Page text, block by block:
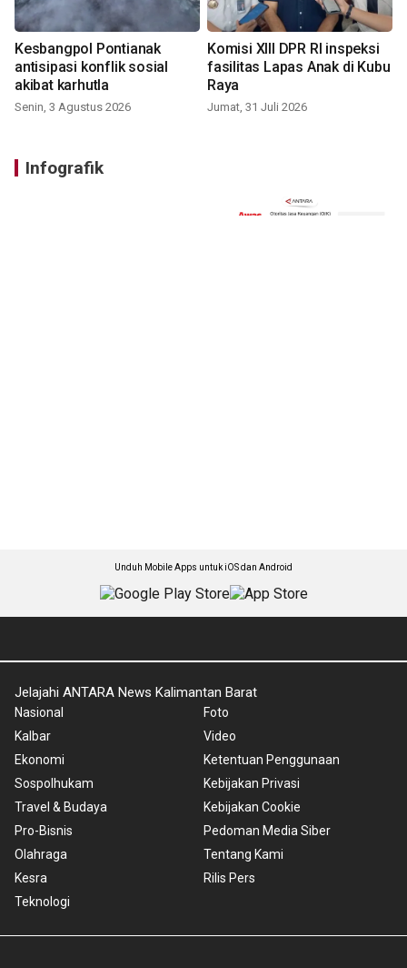
Kesbangpol Pontianak
antisipasi konflik sosial
akibat karhutla
Senin, 3 Agustus 2026
Komisi XIII DPR RI inspeksi
fasilitas Lapas Anak di Kubu
Raya
Jumat, 31 Juli 2026
Infografik
Unduh Mobile Apps untuk iOS dan Android
Jelajahi ANTARA News Kalimantan Barat
Nasional
Kalbar
Ekonomi
Sospolhukam
Travel & Budaya
Pro-Bisnis
Olahraga
Kesra
Teknologi
Foto
Video
Ketentuan Penggunaan
Kebijakan Privasi
Kebijakan Cookie
Pedoman Media Siber
Tentang Kami
Rilis Pers